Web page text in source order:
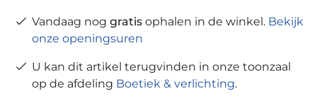
Vandaag nog gratis ophalen in de winkel. Bekijk
onze openingsuren
U kan dit artikel terugvinden in onze toonzaal
op de afdeling Boetiek & verlichting.